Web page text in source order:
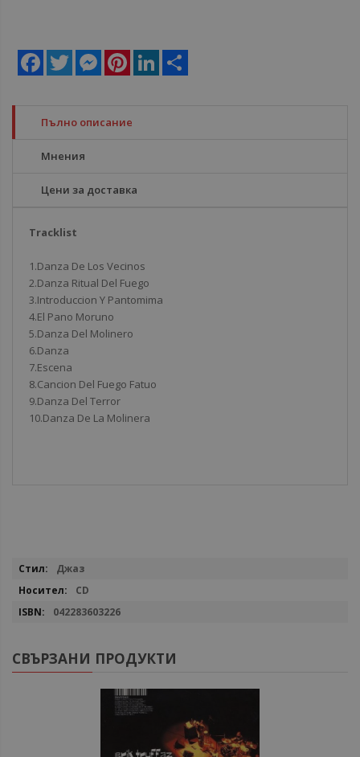
Facebook
Twitter MessengerPinterestLinkedIn
Пълно описание
Мнения
Цени за доставка
Tracklist
1.Danza De Los Vecinos
2.Danza Ritual Del Fuego
3.Introduccion Y Pantomima
4.El Pano Moruno
5.Danza Del Molinero
6.Danza
7.Escena
8.Cancion Del Fuego Fatuo
9.Danza Del Terror
10.Danza De La Molinera
Повече
Джаз
CD
042283603226
СВЪРЗАНИ ПРОДУКТИ